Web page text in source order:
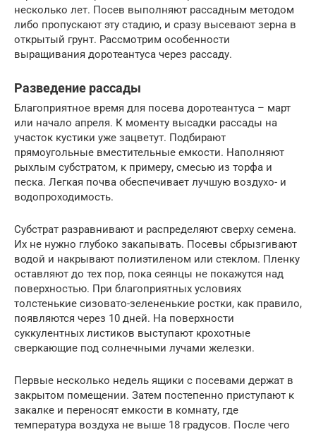
несколько лет. Посев выполняют рассадным методом
либо пропускают эту стадию, и сразу высевают зерна в
открытый грунт. Рассмотрим особенности
выращивания доротеантуса через рассаду.
Разведение рассады
Благоприятное время для посева доротеантуса – март
или начало апреля. К моменту высадки рассады на
участок кустики уже зацветут. Подбирают
прямоугольные вместительные емкости. Наполняют
рыхлым субстратом, к примеру, смесью из торфа и
песка. Легкая почва обеспечивает лучшую воздухо- и
водопроходимость.
Субстрат разравнивают и распределяют сверху семена.
Их не нужно глубоко закапывать. Посевы сбрызгивают
водой и накрывают полиэтиленом или стеклом. Пленку
оставляют до тех пор, пока сеянцы не покажутся над
поверхностью. При благоприятных условиях
толстенькие сизовато-зелененькие ростки, как правило,
появляются через 10 дней. На поверхности
суккулентных листиков выступают крохотные
сверкающие под солнечными лучами железки.
Первые несколько недель ящики с посевами держат в
закрытом помещении. Затем постепенно приступают к
закалке и переносят емкости в комнату, где
температура воздуха не выше 18 градусов. После чего